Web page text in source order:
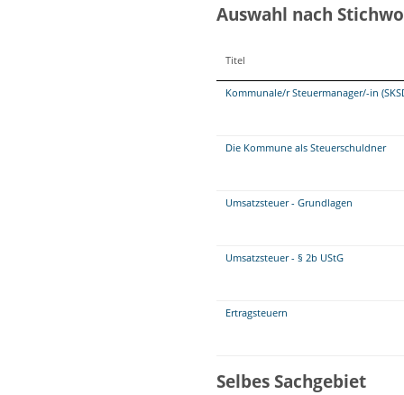
Auswahl nach
Titel
Kommunale/r Steuermanager/-in
Die Kommune als Steuerschuldner
Umsatzsteuer - Grundlagen
Umsatzsteuer - § 2b UStG
Ertragsteuern
Selbes Sachgebiet